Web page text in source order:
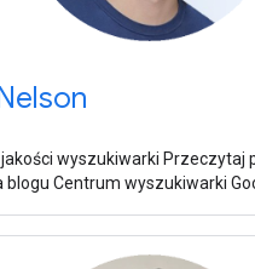
jakości wyszukiwarki Przeczytaj
blogu Centrum wyszukiwarki